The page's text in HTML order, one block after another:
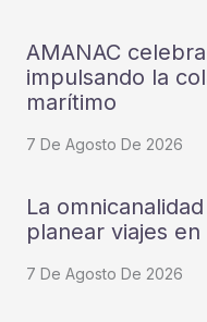
AMANAC
impulsando la
marítimo
7 De Agosto De 2026
La
planear viajes
7 De Agosto De 2026